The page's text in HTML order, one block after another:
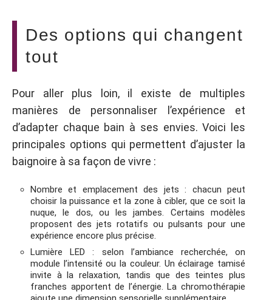
Des options qui changent
tout
Pour aller plus loin, il existe de multiples
manières de personnaliser l’expérience et
d’adapter chaque bain à ses envies. Voici les
principales options qui permettent d’ajuster la
baignoire à sa façon de vivre :
Nombre et emplacement des jets : chacun peut
choisir la puissance et la zone à cibler, que ce soit la
nuque, le dos, ou les jambes. Certains modèles
proposent des jets rotatifs ou pulsants pour une
expérience encore plus précise.
Lumière LED : selon l’ambiance recherchée, on
module l’intensité ou la couleur. Un éclairage tamisé
invite à la relaxation, tandis que des teintes plus
franches apportent de l’énergie. La chromothérapie